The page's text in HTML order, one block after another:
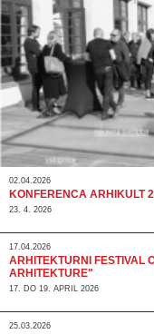
02.04.2026
KONFERENCA ARHIKULT
23. 4. 2026
17.04.2026
ARHITEKTURNI FESTIVAL
ARHITEKTURE"
17. DO 19. APRIL 2026
25.03.2026